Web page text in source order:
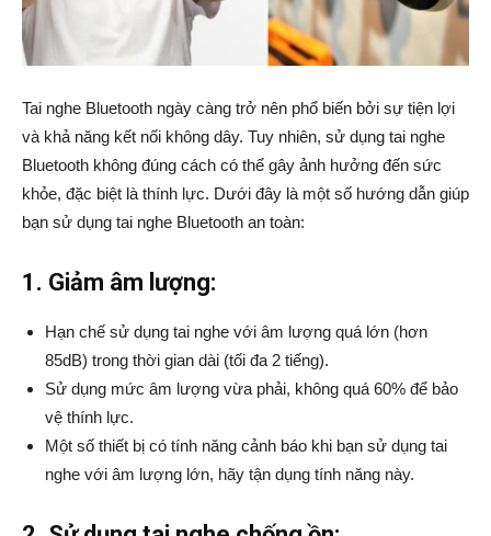
Tai nghe Bluetooth ngày càng trở nên phổ biến bởi sự tiện lợi
và khả năng kết nối không dây. Tuy nhiên, sử dụng tai nghe
Bluetooth không đúng cách có thể gây ảnh hưởng đến sức
khỏe, đặc biệt là thính lực. Dưới đây là một số hướng dẫn giúp
bạn sử dụng tai nghe Bluetooth an toàn:
1. Giảm âm lượng:
Hạn chế sử dụng tai nghe với âm lượng quá lớn (hơn
85dB) trong thời gian dài (tối đa 2 tiếng).
Sử dụng mức âm lượng vừa phải, không quá 60% để bảo
vệ thính lực.
Một số thiết bị có tính năng cảnh báo khi bạn sử dụng tai
nghe với âm lượng lớn, hãy tận dụng tính năng này.